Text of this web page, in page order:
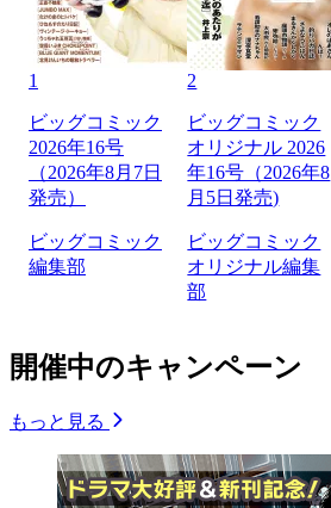
1
ビッグコミック
2026年16号
（2026年8月7日
発売）
ビッグコミック
編集部
2
ビッグコミック
オリジナル 2026
年16号（2026年8
月5日発売)
ビッグコミック
オリジナル編集
部
開催中のキャンペーン
もっと見る